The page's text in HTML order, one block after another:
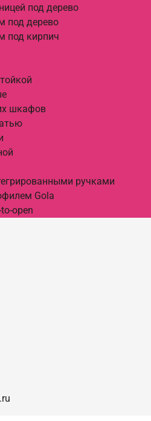
под дерево
под дерево
под кирпич
шкафов
ручками
Gola
open